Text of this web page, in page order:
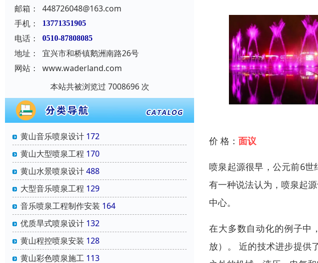
邮箱：
448726048@163.com
手机：
13771351905
电话： 0510-87808085
地址：
宜兴市和桥镇鹅洲南路26号
网站：
www.waderland.com
本站共被浏览过 7008696 次
黄山音乐喷泉设计 172
黄山大型喷泉工程 170
黄山水景喷泉设计488
大型音乐喷泉工程 129
音乐喷泉工程制作安装 164
优质旱式喷泉设计 132
黄山程控喷泉安装 128
黄山彩色喷泉施工 113
价 格： 面议
喷泉起源很早，公元前6
有一种说法认为，喷泉起
中心。
在大多数自动化的例子中
放）。 近的技术进步提供